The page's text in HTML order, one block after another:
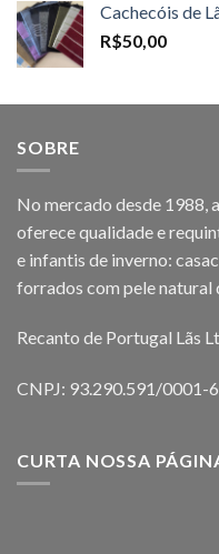
Cachecóis de
R$50,00
SOBRE
No mercado desde 1988,
oferece qualidade e
e infantis de inverno:
forrados com pele natural
Recanto de Portugal Lãs
CNPJ: 93.290.591/0001-
CURTA NOSSA